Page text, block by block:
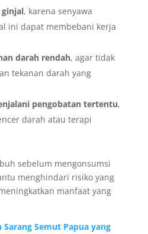
ginjal, karena senyawa
ini dapat membebani kerja
darah rendah, agar tidak
tekanan darah yang
pengobatan tertentu,
darah atau terapi
sebelum mengonsumsi
menghindari risiko yang
manfaat yang
Sarang Semut Papua yang